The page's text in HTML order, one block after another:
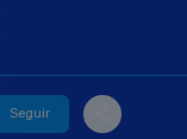
Seguir